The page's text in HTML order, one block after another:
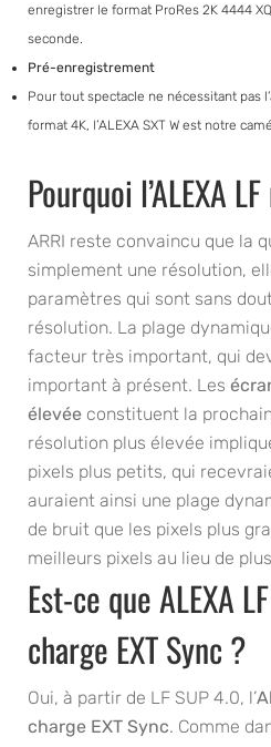
enregistrer le format ProRes 2K 4444
seconde.
Pré-enregistrement
Pour tout spectacle ne nécessitant pas
format 4K, l’ALEXA SXT W est notre
Pourquoi l’ALEXA
ARRI reste convaincu que la
simplement une résolution,
paramètres qui sont sans
résolution. La plage
facteur très important, qui
important à présent. Les
élevée constituent la
résolution plus élevée
pixels plus petits, qui
auraient ainsi une plage
de bruit que les pixels plus
meilleurs pixels au lieu de
Est-ce que ALEXA
charge EXT Sync ?
Oui, à partir de LF SUP 4.0, l’
charge EXT Sync. Comme